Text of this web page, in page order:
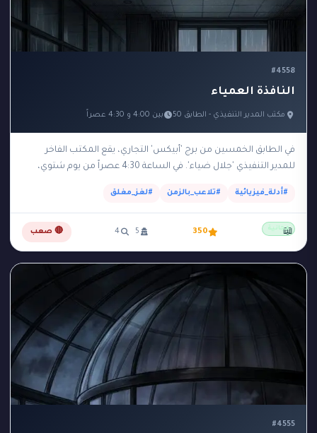
#4558
النافذة العمياء
مكتب المدير التنفيذي - الطابق 50 بين 4:00 و 4:30 عصراً
في الطابق الخمسين من برج 'أبيكس' التجاري، يقع المكتب الفاخر
للمدير التنفيذي 'جلال ضياء'. في الساعة 4:30 عصراً من يوم شتوي،
#أدلة_فيزيائية #تلاعب_بالزمن #لغز_مغلق
مجانية 350
5
4 🔴 صعب 📖
#4555